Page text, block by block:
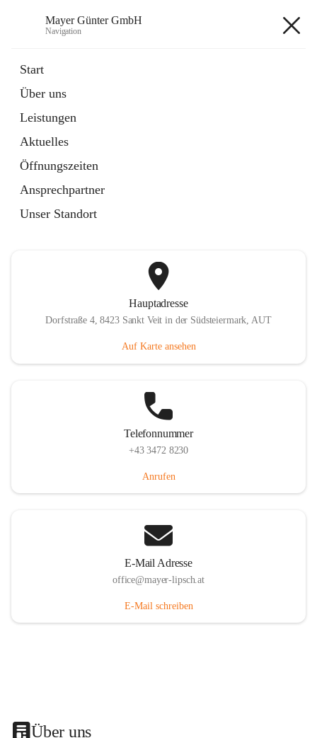
Mayer Günter GmbH
Navigation
Start
Über uns
Leistungen
Aktuelles
Öffnungszeiten
Ansprechpartner
Unser Standort
Artikel
in
Tab
TRANSPORTE
Artikel
öffnet
in
neuem
Tab
Hauptadresse
Dorfstraße 4, 8423 Sankt Veit in der Südsteiermark, AUT
Auf Karte ansehen
Telefonnummer
+43 3472 8230
Anrufen
E-Mail Adresse
office@mayer-lipsch.at
E-Mail schreiben
Über uns